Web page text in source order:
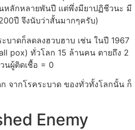
หลักหลายพันปี แต่พึ่งมียาปฏิชีวนะ มี
ปี จึงนับว่าสั้นมากๆครับ)
บาดก็ลดลงฮวบฮาบ เช่น ในปี 1967
pox) ทั่วโลก 15 ล้านคน ตายถึง 2
นผู้ติดเชื้อ = 0
ก จากโรคระบาด ของทั่วทั้งโลกนั้น ก็
Enemy